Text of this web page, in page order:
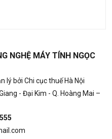
NGHỆ MÁY TÍNH NGỌC
lý bởi Chi cục thuế Hà Nội
- Đại Kim - Q. Hoàng Mai –